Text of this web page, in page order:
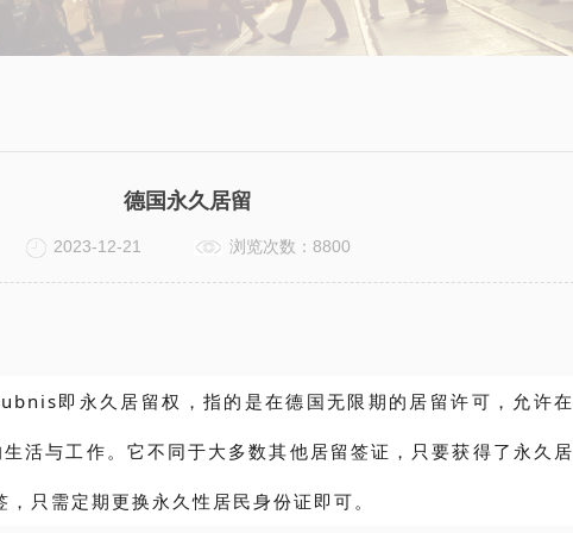
德国永久居留
2023-12-21 浏览次数：8800
即永久居留权，指的是在德国无限期的居留许可，允许在
活与工作。 它不同于大多数其他居留签证，只要获得了永久居
只需定期更换永久性居民身份证即可。